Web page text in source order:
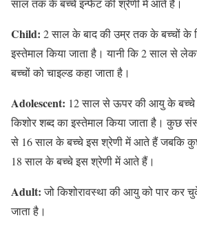
साल तक के बच्चे इन्फेंट की श्रेणी में आते हैं।
Child: 2 साल के बाद की उम्र तक के बच्चों के
इस्तेमाल किया जाता है। यानी कि 2 साल से
बच्चों को चाइल्ड कहा जाता है।
Adolescent: 12 साल से ऊपर की आयु के बच्चे
किशोर शब्द का इस्तेमाल किया जाता है। कुछ
से 16 साल के बच्चे इस श्रेणी में आते हैं जबकि
18 साल के बच्चे इस श्रेणी में आते हैं।
Adult:जो किशोरावस्था की आयु को पार कर
जाता है।